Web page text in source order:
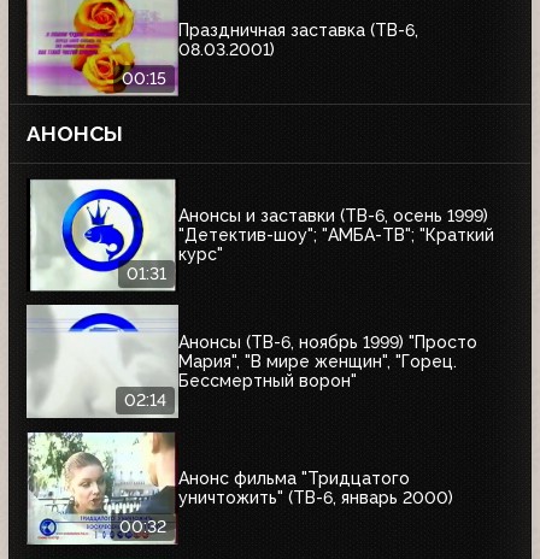
00:15
Праздничная заставка (ТВ-6,
08.03.2001)
АНОНСЫ
01:31
Анонсы и заставки (ТВ-6, осень 1999)
"Детектив-шоу"; "АМБА-ТВ"; "Краткий
курс"
02:14
Анонсы (ТВ-6, ноябрь 1999) "Просто
Мария", "В мире женщин", "Горец.
Бессмертный ворон"
00:32
Анонс фильма "Тридцатого
уничтожить" (ТВ-6, январь 2000)